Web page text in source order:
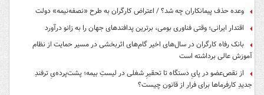
وعده حذف پیمانکاران چه شد؟ / اعتراض کارگران به طرح «نصفه‌نیمه» دولت
اقتدار ایرانی؛ وقتی فناوری بومی، برترین پدافندهای جهان را به زانو درآورد
بانک رفاه کارگران در سال‌های اخیر گام‌های اثربخشی در مسیر حمایت از نظام
آموزش عالی برداشته است
از نقص‌عضو در پایِ دستگاه تا تحقیرِ شغلی در لیستِ بیمه؛ پشت‌پرده‌یِ ترفندِ
جدیدِ کارفرماها برای فرار از قانون چیست؟